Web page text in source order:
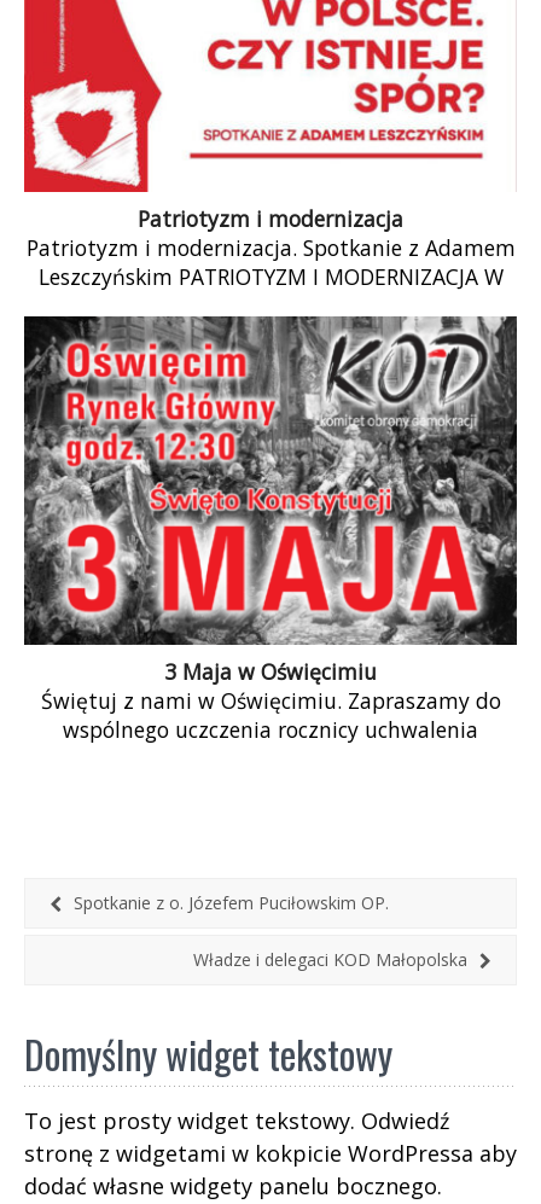
Patriotyzm i modernizacja
Patriotyzm i modernizacja. Spotkanie z Adamem
Leszczyńskim PATRIOTYZM I MODERNIZACJA W
[…]
3 Maja w Oświęcimiu
Świętuj z nami w Oświęcimiu. Zapraszamy do
wspólnego uczczenia rocznicy uchwalenia
Spotkanie z o. Józefem Puciłowskim OP.
Władze i delegaci KOD Małopolska
Domyślny widget tekstowy
To jest prosty widget tekstowy. Odwiedź
stronę z widgetami w kokpicie WordPressa aby
dodać własne widgety panelu bocznego.